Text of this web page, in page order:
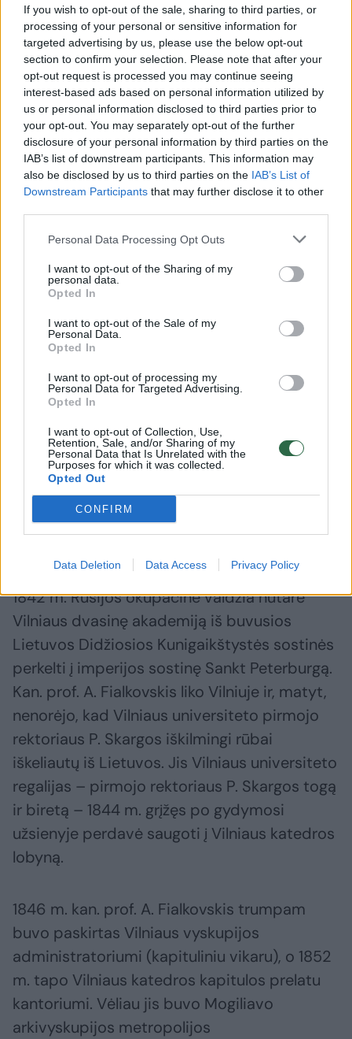
If you wish to opt-out of the sale, sharing to third parties, or
processing of your personal or sensitive information for
targeted advertising by us, please use the below opt-out
section to confirm your selection. Please note that after your
opt-out request is processed you may continue seeing
interest-based ads based on personal information utilized by
us or personal information disclosed to third parties prior to
your opt-out. You may separately opt-out of the further
disclosure of your personal information by third parties on the
IAB’s list of downstream participants. This information may
also be disclosed by us to third parties on the IAB’s List of
Downstream Participants that may further disclose it to other
Personal Data Processing Opt Outs
I want to opt-out of the Sharing of my
personal data.
Opted In
I want to opt-out of the Sale of my
Personal Data.
Opted In
I want to opt-out of processing my
Personal Data for Targeted Advertising.
Opted In
I want to opt-out of Collection, Use,
Retention, Sale, and/or Sharing of my
Personal Data that Is Unrelated with the
Purposes for which it was collected.
Opted Out
CONFIRM
Data Deletion Data Access Privacy Policy
Vilniaus universitetą. Akademijai, pratęsusiai
universiteto tradiciją, atiteko ir buvusio
universiteto regalijos, relikvijos, kitas turtas.
Kan. prof. A. Fialkovskis 1839–1842 m. buvo
Vilniaus dvasinės akademijos antrasis
rektorius, kuris, tikėtina, galėjo naudotis arba
bent jau saugoti P. Skargos togą ir biretą.
Daugiau nuotraukų (9)
Vilniaus universiteto bibliotekos Pranciškaus
Smuglevičiaus salėje rodyta pirmojo Vilniaus
universiteto rektoriaus Petro Skargos XVI a. antros pusės
iškilminga akademinė apranga XIX–XX a. pirmoje pusėje
buvo saugoma nuo sunaikinimo kartu su kitomis
istorinėmis vertybėmis Vilniaus katedroje.
1842 m. Rusijos okupacinė valdžia nutarė
Vilniaus dvasinę akademiją iš buvusios
Lietuvos Didžiosios Kunigaikštystės sostinės
perkelti į imperijos sostinę Sankt Peterburgą.
Kan. prof. A. Fialkovskis liko Vilniuje ir, matyt,
nenorėjo, kad Vilniaus universiteto pirmojo
rektoriaus P. Skargos iškilmingi rūbai
iškeliautų iš Lietuvos. Jis Vilniaus universiteto
regalijas – pirmojo rektoriaus P. Skargos togą
ir biretą – 1844 m. grįžęs po gydymosi
užsienyje perdavė saugoti į Vilniaus katedros
lobyną.
1846 m. kan. prof. A. Fialkovskis trumpam
buvo paskirtas Vilniaus vyskupijos
administratoriumi (kapituliniu vikaru), o 1852
m. tapo Vilniaus katedros kapitulos prelatu
kantoriumi. Vėliau jis buvo Mogiliavo
arkivyskupijos metropolijos